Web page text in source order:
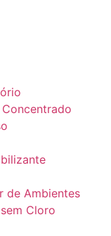
de Ambientes
Cloro